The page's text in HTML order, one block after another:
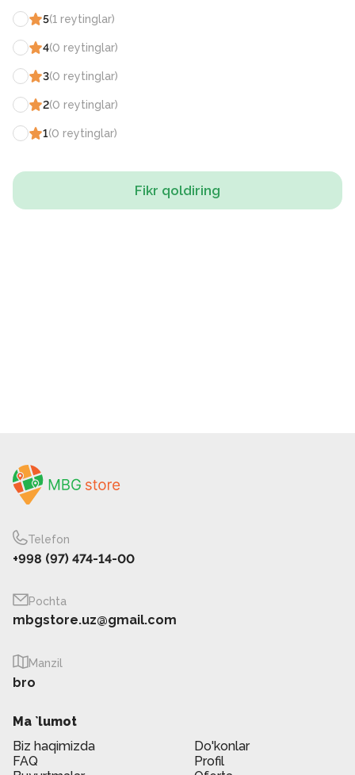
5(1 reytinglar)
4(0 reytinglar)
3(0 reytinglar)
2(0 reytinglar)
1(0 reytinglar)
Fikr qoldiring
Telefon
+998 (97) 474-14-00
Pochta
mbgstore.uz@gmail.com
Manzil
bro
Ma `lumot
Biz haqimizda
Do'konlar
FAQ
Profil